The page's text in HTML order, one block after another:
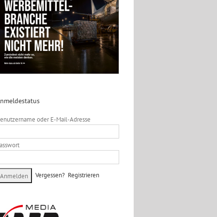
oder E-Mail-Adresse
Vergessen? Registrieren